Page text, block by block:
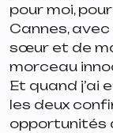
pour moi,
Cannes,
sœur et de
morceau
Et quand j’ai
les deux
opportunités